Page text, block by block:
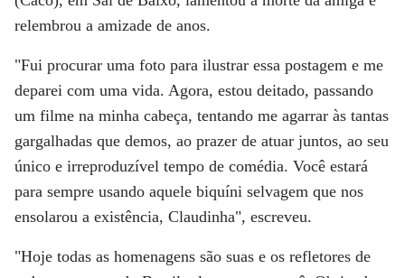
relembrou a amizade de anos.
"Fui procurar uma foto para ilustrar essa postagem e me
deparei com uma vida. Agora, estou deitado, passando
um filme na minha cabeça, tentando me agarrar às tantas
gargalhadas que demos, ao prazer de atuar juntos, ao seu
único e irreproduzível tempo de comédia. Você estará
para sempre usando aquele biquíni selvagem que nos
ensolarou a existência, Claudinha", escreveu.
"Hoje todas as homenagens são suas e os refletores de